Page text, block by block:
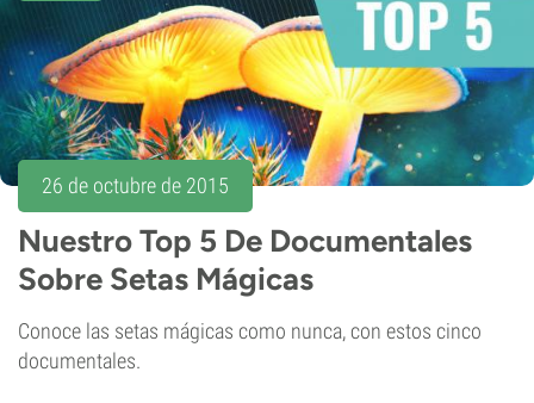
26 de octubre de 2015
Nuestro Top 5 De Documentales
Sobre Setas Mágicas
Conoce las setas mágicas como nunca, con estos cinco
documentales.